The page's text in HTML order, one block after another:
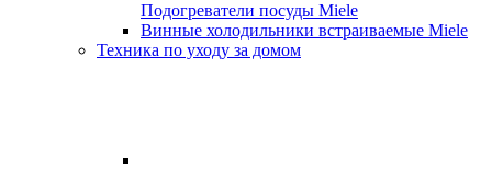
Подогреватели посуды Miele
Винные холодильники встраиваемые Miele
Техника по уходу за домом